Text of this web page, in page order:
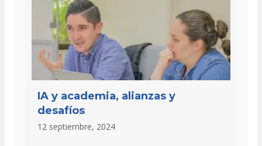
IA y academia, alianzas y
desafíos
12 septiembre, 2024